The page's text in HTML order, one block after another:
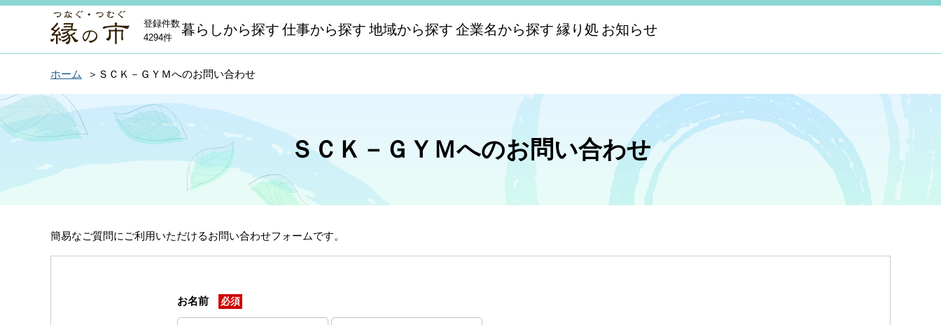
登録件数
4294件
暮らしから探す 仕事から探す 地域から探す 企業名から探す 縁り処 お知らせ
ホーム ＳＣＫ－ＧＹＭへのお問い合わせ
ＳＣＫ－ＧＹＭへのお問い合わせ
簡易なご質問にご利用いただけるお問い合わせフォームです。
お名前 必須